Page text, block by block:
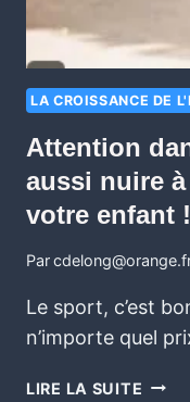
LA CROISSANCE DE
Attention
aussi nuire
votre enfant !
Par
Le sport, c’est
n’importe quel
LIRE LA SUITE